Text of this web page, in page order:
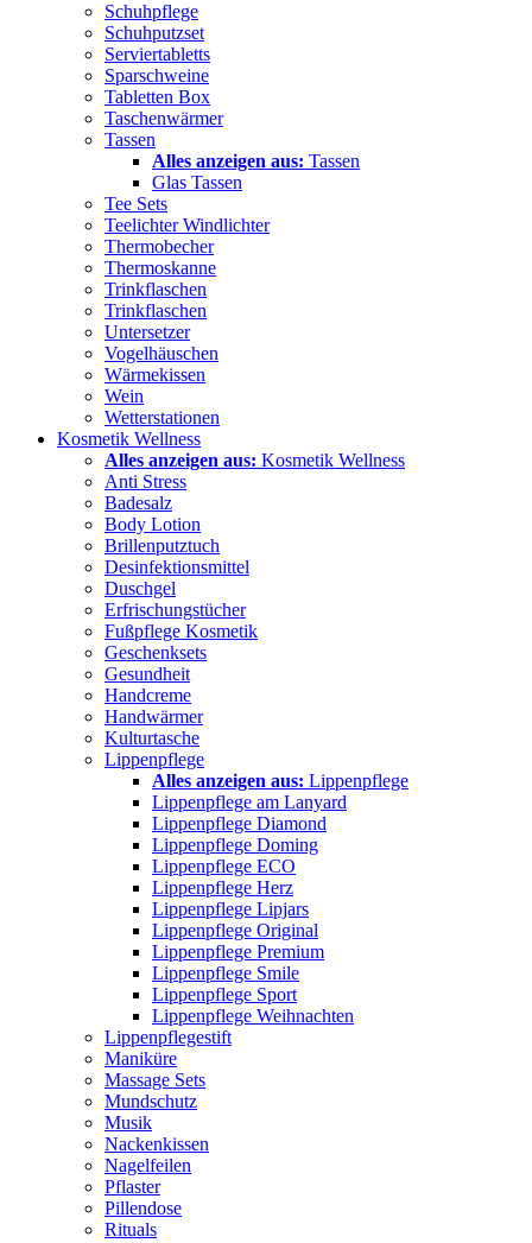
Schuhpflege
Schuhputzset
Serviertabletts
Sparschweine
Tabletten Box
Taschenwärmer
Tassen
Alles anzeigen aus: Tassen
Glas Tassen
Tee Sets
Teelichter Windlichter
Thermobecher
Thermoskanne
Trinkflaschen
Trinkflaschen
Untersetzer
Vogelhäuschen
Wärmekissen
Wein
Wetterstationen
Kosmetik Wellness
Alles anzeigen aus: Kosmetik Wellness
Anti Stress
Badesalz
Body Lotion
Brillenputztuch
Desinfektionsmittel
Duschgel
Erfrischungstücher
Fußpflege Kosmetik
Geschenksets
Gesundheit
Handcreme
Handwärmer
Kulturtasche
Lippenpflege
Alles anzeigen aus: Lippenpflege
Lippenpflege am Lanyard
Lippenpflege Diamond
Lippenpflege Doming
Lippenpflege ECO
Lippenpflege Herz
Lippenpflege Lipjars
Lippenpflege Original
Lippenpflege Premium
Lippenpflege Smile
Lippenpflege Sport
Lippenpflege Weihnachten
Lippenpflegestift
Maniküre
Massage Sets
Mundschutz
Musik
Nackenkissen
Nagelfeilen
Pflaster
Pillendose
Rituals